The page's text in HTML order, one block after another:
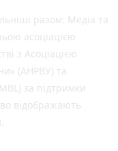
разом: Медіа та
асоціацією
з Асоціацією
(АНРВУ) та
за підтримки
відображають